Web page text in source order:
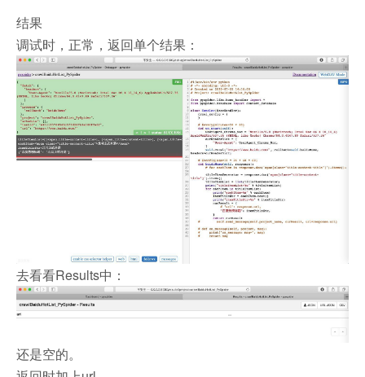
结果
调试时，正常，返回单个结果：
去看看Results中：
还是空的。